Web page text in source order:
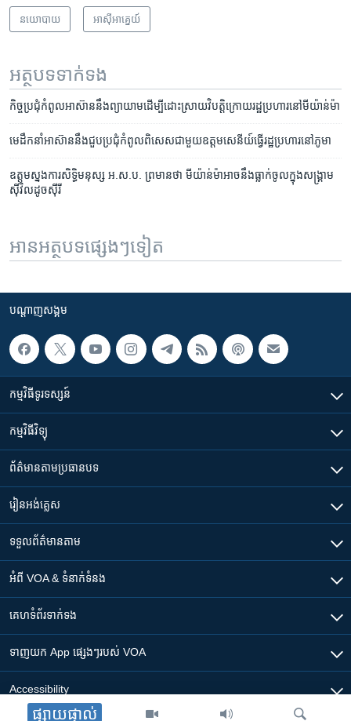
ផ្សាយផ្ទាល់
នយោបាយ អាស៊ី​អាគ្នេយ៍
អត្ថបទ​ទាក់ទង
កិច្ច​ប្រជុំ​កំពូល​អាស៊ាន​​នឹង​ព្យាយាម​​ដើម្បី​ដោះស្រាយ​វិបត្តិ​ក្រោយ​រដ្ឋប្រហារ​នៅ​មីយ៉ាន់ម៉ា
មេដឹកនាំ​អាស៊ាន​នឹង​ជួប​ប្រជុំ​កំពូល​ពិសេស​ជាមួយ​ឧត្តមសេនីយ៍​ធ្វើ​រដ្ឋប្រហារ​នៅ​ភូមា
ឧត្តមស្នងការ​សិទ្ធិ​មនុស្ស ​អ.ស.ប. ​ព្រមាន​ថា មីយ៉ាន់ម៉ា​អាច​នឹង​ធ្លាក់​ចូល​ក្នុង​សង្គ្រាម​
ស៊ីវិល​ដូច​ស៊ីរី
អានអត្ថបទផ្សេងៗទៀត
បណ្តាញ​សង្គម
កម្មវិធី​ទូរទស្សន៍
កម្មវិធី​វិទ្យុ
ព័ត៌មាន​តាមប្រធានបទ​
រៀន​​អង់គ្លេស
ទទួល​ព័ត៌មាន​តាម
អំពី​ VOA & ទំនាក់ទំនង
គេហទំព័រ​​ទាក់ទង
ទាញយក​ App ផ្សេងៗ​របស់​ VOA
Accessibility